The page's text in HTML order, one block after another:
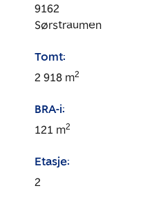
9162
Sørstraumen
Tomt:
2 918 m2
BRA-i:
121 m2
Etasje:
2